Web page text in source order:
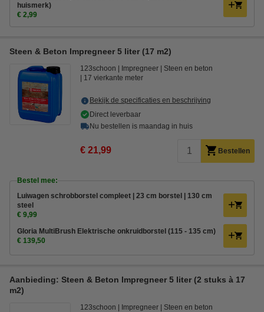
huismerk)
€ 2,99
Steen & Beton Impregneer 5 liter (17 m2)
123schoon Impregneer
Steen en beton
17 vierkante meter
Bekijk de specificaties en beschrijving
Direct leverbaar
Nu bestellen is maandag in huis
€ 21,99 Bestellen
Bestel mee:
Luiwagen schrobborstel compleet | 23 cm borstel | 130 cm
steel
€ 9,99
Gloria MultiBrush Elektrische onkruidborstel (115 - 135 cm)
€ 139,50
Aanbieding: Steen & Beton Impregneer 5 liter (2 stuks à 17
m2)
123schoon Impregneer
Steen en beton